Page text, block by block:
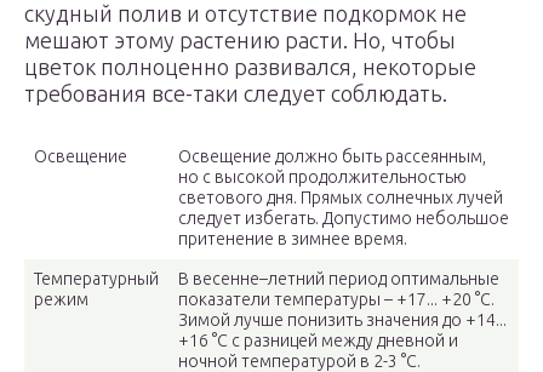
скудный полив и отсутствие подкормок не
мешают этому растению расти. Но, чтобы
цветок полноценно развивался, некоторые
требования все-таки следует соблюдать.
Освещение
Освещение должно быть рассеянным,
но с высокой продолжительностью
светового дня. Прямых солнечных лучей
следует избегать. Допустимо небольшое
притенение в зимнее время.
Температурный
режим
В весенне–летний период оптимальные
показатели температуры – +17... +20 °С.
Зимой лучше понизить значения до +14...
+16 °С с разницей между дневной и
ночной температурой в 2-3 °С.